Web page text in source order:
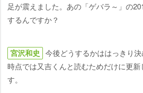
足が震えました。あの「ゲバラ～」の
するんですか？
宮沢和史 今後どうするかははっきり
時点では又吉くんと読むためだけに更
す。